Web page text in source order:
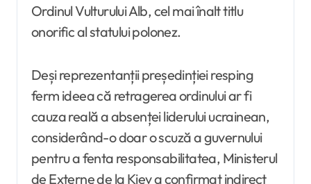
Ordinul Vulturului Alb, cel mai înalt titlu
onorific al statului polonez.
Deși reprezentanții președinției resping
ferm ideea că retragerea ordinului ar fi
cauza reală a absenței liderului ucrainean,
considerând-o doar o scuză a guvernului
pentru a fenta responsabilitatea, Ministerul
de Externe de la Kiev a confirmat indirect